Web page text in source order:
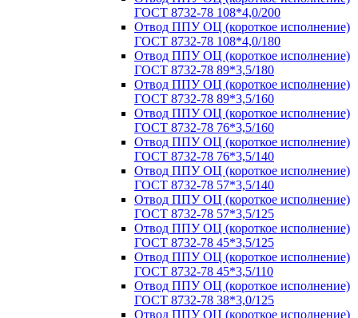
ГОСТ 8732-78 108*4,0/200
Отвод ППУ ОЦ (короткое исполнение)
ГОСТ 8732-78 108*4,0/180
Отвод ППУ ОЦ (короткое исполнение)
ГОСТ 8732-78 89*3,5/180
Отвод ППУ ОЦ (короткое исполнение)
ГОСТ 8732-78 89*3,5/160
Отвод ППУ ОЦ (короткое исполнение)
ГОСТ 8732-78 76*3,5/160
Отвод ППУ ОЦ (короткое исполнение)
ГОСТ 8732-78 76*3,5/140
Отвод ППУ ОЦ (короткое исполнение)
ГОСТ 8732-78 57*3,5/140
Отвод ППУ ОЦ (короткое исполнение)
ГОСТ 8732-78 57*3,5/125
Отвод ППУ ОЦ (короткое исполнение)
ГОСТ 8732-78 45*3,5/125
Отвод ППУ ОЦ (короткое исполнение)
ГОСТ 8732-78 45*3,5/110
Отвод ППУ ОЦ (короткое исполнение)
ГОСТ 8732-78 38*3,0/125
Отвод ППУ ОЦ (короткое исполнение)